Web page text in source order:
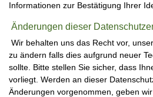
Informationen zur Bestätigung Ihrer
Änderungen dieser
Wir behalten uns das Recht vor,
zu ändern falls dies aufgrund neuer
sollte. Bitte stellen Sie sicher, dass
vorliegt. Werden an dieser
Änderungen vorgenommen, geben